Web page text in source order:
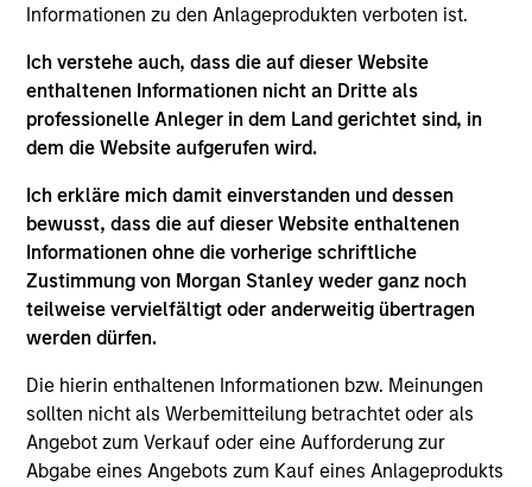
Informationen zu den Anlageprodukten verboten ist.
Ich verstehe auch, dass die auf dieser Website
enthaltenen Informationen nicht an Dritte als
professionelle Anleger in dem Land gerichtet sind, in
dem die Website aufgerufen wird.
Ich erkläre mich damit einverstanden und dessen
bewusst, dass die auf dieser Website enthaltenen
Informationen ohne die vorherige schriftliche
Zustimmung von Morgan Stanley weder ganz noch
teilweise vervielfältigt oder anderweitig übertragen
werden dürfen.
Die hierin enthaltenen Informationen bzw. Meinungen
sollten nicht als Werbemitteilung betrachtet oder als
Angebot zum Verkauf oder eine Aufforderung zur
Abgabe eines Angebots zum Kauf eines Anlageprodukts
ALTS IN FOCUS
Private Equity 2026 Outlook
We believe the present cycle has several more
years to run, leading to healthier exits and
distributions to PE investors. Learn why in our
2026 Private Equity outlook.